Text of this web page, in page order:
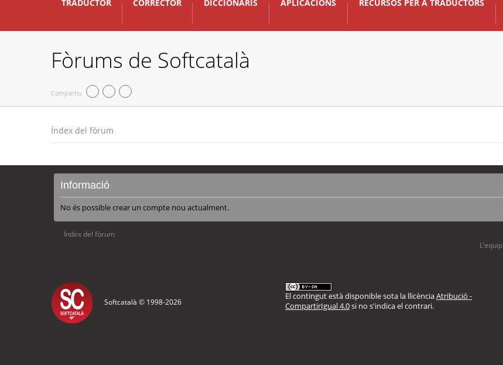
TRADUCTOR CORRECTOR DICCIONARIS APLICACIONS RECURSOS PER A TRADUCTORS
Fòrums de Softcatalà
Compartiu
Índex del fòrum
Informació
No és possible crear un compte nou actualment.
Índex del fòrum
L’equip
Softcatalà © 1998-2026
El contingut està disponible sota la llicènciaAtribució -
CompartirIgual 4.0si no s'indica el contrari.